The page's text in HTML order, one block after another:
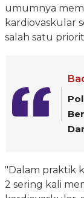
umumnya
kardiovaskular
salah satu
"Dalam praktik
2 sering kali